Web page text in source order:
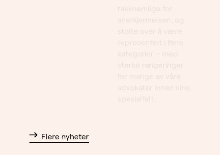
Flere nyheter